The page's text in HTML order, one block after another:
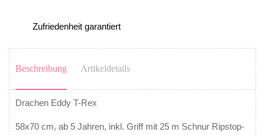
Zufriedenheit garantiert
Beschreibung Artikeldetails
Drachen Eddy T-Rex
58x70 cm, ab 5 Jahren, inkl. Griff mit 25 m Schnur Ripstop-